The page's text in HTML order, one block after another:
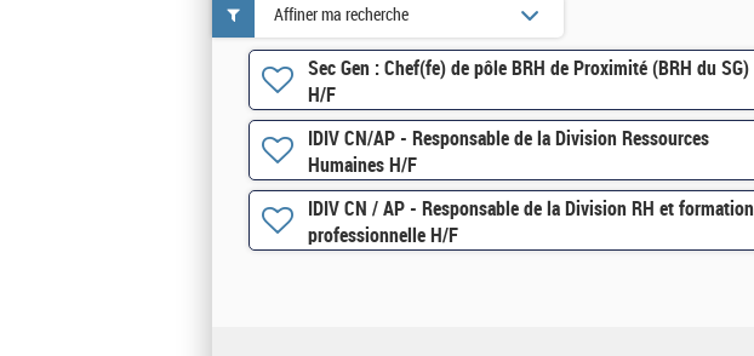
Sec Gen : Chef(fe) de pôle BRH de Proximité (BRH du SG)
H/F
IDIV CN/AP - Responsable de la Division Ressources
Humaines H/F
IDIV CN / AP - Responsable de la Division RH et formation
professionnelle H/F
Affiner ma recherche